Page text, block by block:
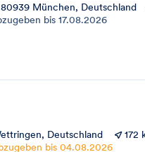
80939 München, Deutschland
bis 17.08.2026
Deutschland
172
bis 04.08.2026